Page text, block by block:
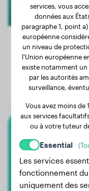
Poids:
Âge:
services, vous
données aux
paragraphe 1, point
européenne
un niveau de
l'Union européenne
existe notamment un
par les autorités
surveillance,
Vous avez moins de
aux services
ou à votre tuteur
Essential
Les services
fonctionnement
uniquement des